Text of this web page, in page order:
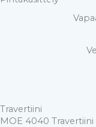
Travertiini
MOE 4040 Travertiini